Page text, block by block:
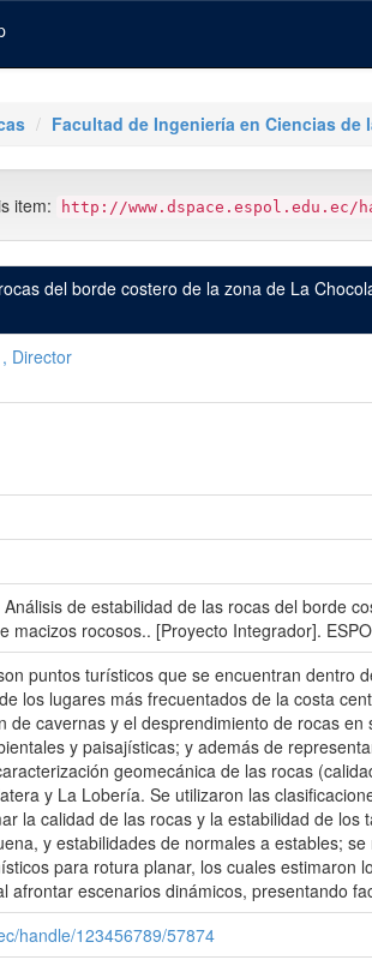
Facultad de Ingeniería en Ciencias de
item: http://www.dspace.espol.edu.ec/
del borde costero de la zona de La
Director
de estabilidad de las rocas del borde
macizos rocosos.. [Proyecto Integrador].
puntos turísticos que se encuentran dentro
los lugares más frecuentados de la costa
de cavernas y el desprendimiento de rocas
y paisajísticas; y además de
geomecánica de las rocas
y La Lobería. Se utilizaron las
la calidad de las rocas y la estabilidad de
y estabilidades de normales a estables;
para rotura planar, los cuales
afrontar escenarios dinámicos, presentando
handle/123456789/57874